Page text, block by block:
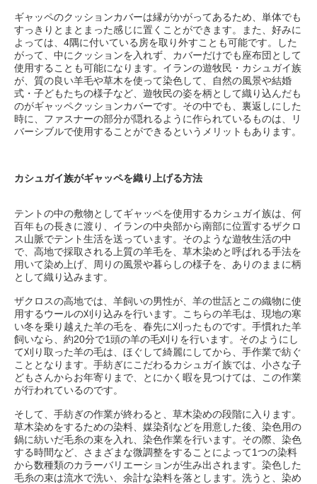
ギャッペのクッションカバーは縁がかがってあるため、単体でも
すっきりとまとまった感じに置くことができます。また、好みに
よっては、4隅に付いている房を取り外すことも可能です。した
がって、中にクッションを入れず、カバーだけでも座布団として
使用することも可能になります。イランの遊牧民・カシュガイ族
が、質の良い羊毛や草木を使って染色して、自然の風景や結婚
式・子どもたちの様子など、遊牧民の姿を柄として織り込んだも
のがギャッペクッションカバーです。その中でも、裏返しにした
時に、ファスナーの部分が隠れるように作られているものは、リ
バーシブルで使用することができるというメリットもあります。
カシュガイ族がギャッペを織り上げる方法
テントの中の敷物としてギャッペを使用するカシュガイ族は、何
百年もの長きに渡り、イランの中央部から南部に位置するザクロ
ス山脈でテント生活を送っています。そのような遊牧生活の中
で、高地で採取される上質の羊毛を、草木染めと呼ばれる手法を
用いて染め上げ、周りの風景や暮らしの様子を、ありのままに柄
として織り込みます。
ザクロスの高地では、羊飼いの男性が、羊の世話とこの織物に使
用するウールの刈り込みを行います。こちらの羊毛は、現地の寒
い冬を乗り越えた羊の毛を、春先に刈ったものです。手慣れた羊
飼いなら、約20分で1頭の羊の毛刈りを行います。そのようにし
て刈り取った羊の毛は、ほぐして綺麗にしてから、手作業で紡ぐ
こととなります。手紡ぎにこだわるカシュガイ族では、小さな子
どもさんからお年寄りまで、とにかく暇を見つけては、この作業
が行われているのです。
そして、手紡ぎの作業が終わると、草木染めの段階に入ります。
草木染めをするための染料、媒染剤などを用意した後、染色用の
鍋に紡いだ毛糸の束を入れ、染色作業を行います。その際、染色
する時間など、さまざまな微調整をすることによって1つの染料
から数種類のカラーバリエーションが生み出されます。染色した
毛糸の束は流水で洗い、余計な染料を落とします。洗うと、染め